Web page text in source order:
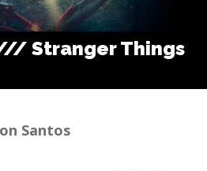
Stranger Things
Santos